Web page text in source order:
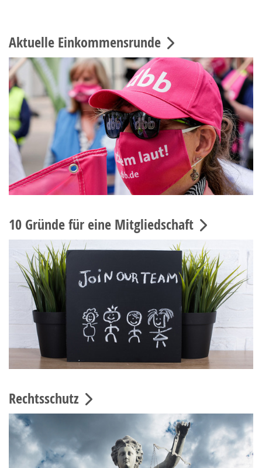
Aktuelle Einkommensrunde
10 Gründe für eine Mitgliedschaft
Rechtsschutz